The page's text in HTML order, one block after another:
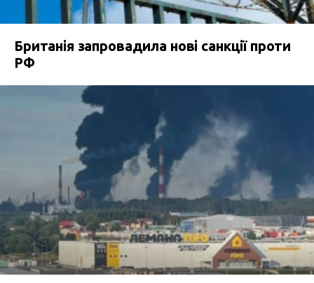
Британія запровадила нові санкції проти
РФ